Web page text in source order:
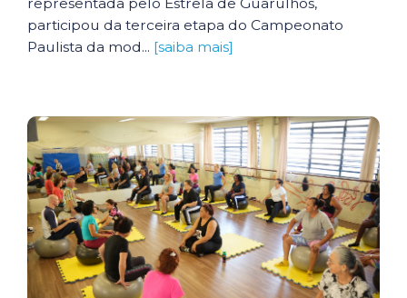
participou da terceira etapa do Campeonato
Paulista da mod... [saiba mais]